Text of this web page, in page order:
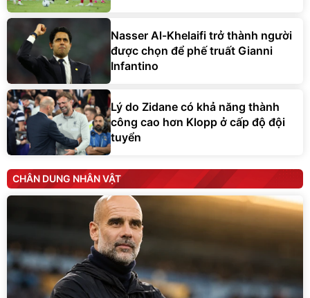
Nasser Al-Khelaifi trở thành người
được chọn để phế truất Gianni
Infantino
Lý do Zidane có khả năng thành
công cao hơn Klopp ở cấp độ đội
tuyển
CHÂN DUNG NHÂN VẬT